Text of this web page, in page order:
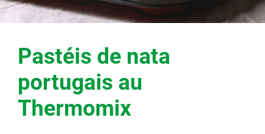
Pastéis de nata
portugais au
Thermomix